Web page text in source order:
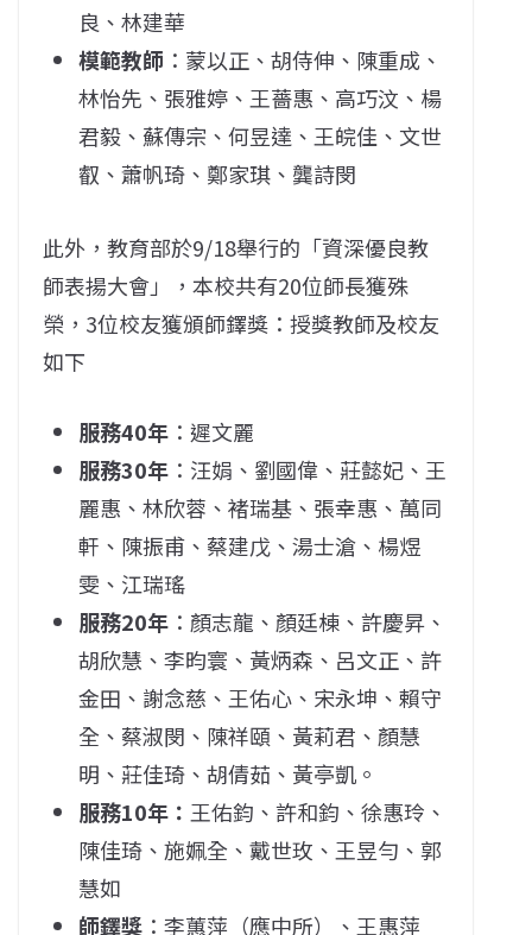
良、林建華
模範教師 ：蒙以正、胡侍伸、陳重成、
林怡先、張雅婷、王薔惠、高巧汶、楊
君毅、蘇傳宗、何昱達、王皖佳、文世
叡、蕭帆琦、鄭家琪、龔詩閔
此外，教育部於9/18舉行的「資深優良教
師表揚大會」，本校共有20位師長獲殊
榮，3位校友獲頒師鐸獎：授獎教師及校友
如下
服務40年 ：遲文麗
服務30年 ：汪娟、劉國偉、莊懿妃、王
麗惠、林欣蓉、褚瑞基、張幸惠、萬同
軒、陳振甫、蔡建戊、湯士滄、楊煜
雯、江瑞瑤
服務20年 ：顏志龍、顏廷棟、許慶昇、
胡欣慧、李昀寰、黃炳森、呂文正、許
金田、謝念慈、王佑心、宋永坤、賴守
全、蔡淑閔、陳祥頤、黃莉君、顏慧
明、莊佳琦、胡倩茹、黃亭凱。
服務10年： 王佑鈞、許和鈞、徐惠玲、
陳佳琦、施姵全、戴世玫、王昱勻、郭
慧如
師鐸獎 ： 李蕙萍 （應中所）、 王惠萍